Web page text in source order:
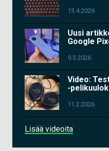
13.4.2026
Uusi
Google
9.3.2026
Video:
-
11.2.2026
Lisää videoita